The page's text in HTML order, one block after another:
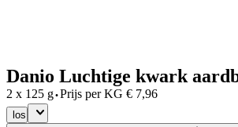
Danio Luchtige kwark
2 x 125 g·Prijs per KG € 7,96
los